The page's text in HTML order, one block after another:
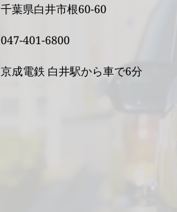
千葉県白井市根60-60
047-401-6800
京成電鉄 白井駅から車で6分